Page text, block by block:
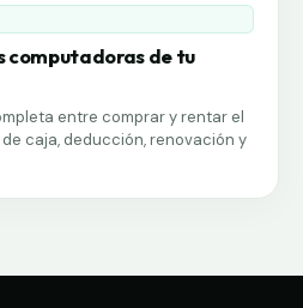
computadoras de tu
entre comprar y rentar el
caja, deducción, renovación y